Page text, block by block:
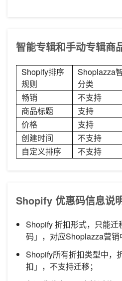
智能专辑和手动专辑商
Shopify排序
规则
Shoplazza
分类
畅销
不支持
商品标题
支持
价格
支持
创建时间
不支持
自定义排序
不支持
Shopify 优惠码信息说
Shopify 折扣形式，只能迁
码」，对应Shoplazza营销
Shopify所有折扣类型中，
扣」，不支持迁移；